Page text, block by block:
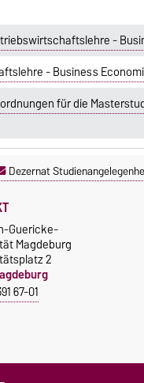
-
- Business
für die
Dezernat
Guericke-
Magdeburg
2
67-01